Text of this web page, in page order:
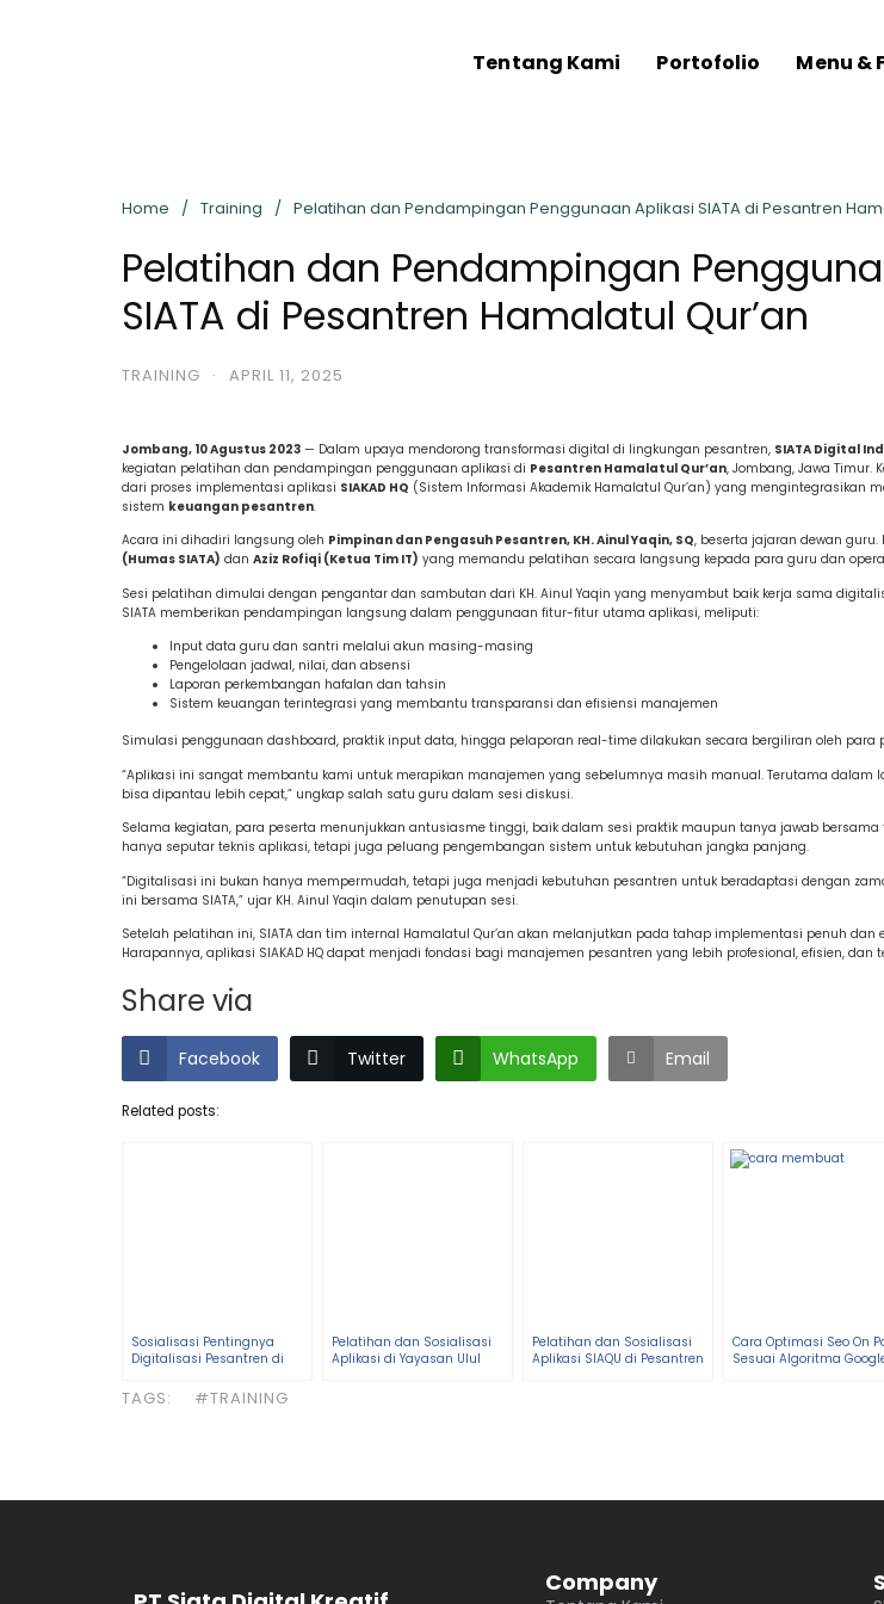
Tentang Kami Portofolio Menu &
Home Training Pelatihan dan Pendampingan Penggunaan Aplikasi SIATA di Pesantren
Pelatihan dan Pendampingan
SIATA di Pesantren Hamalatul Qur’an
TRAINING · APRIL 11, 2025
Jombang, 10 Agustus 2023 — Dalam upaya mendorong transformasi digital di lingkungan pesantren, SIATA Digital
kegiatan pelatihan dan pendampingan penggunaan aplikasi di Pesantren Hamalatul Qur’an, Jombang, Jawa
dari proses implementasi aplikasi SIAKAD HQ (Sistem Informasi Akademik Hamalatul Qur’an) yang mengintegrasikan
sistem keuangan pesantren.
Acara ini dihadiri langsung oleh Pimpinan dan Pengasuh Pesantren, KH. Ainul Yaqin, SQ, beserta jajaran dewan guru.
(Humas SIATA) dan Aziz Rofiqi (Ketua Tim IT) yang memandu pelatihan secara langsung kepada para guru dan
Sesi pelatihan dimulai dengan pengantar dan sambutan dari KH. Ainul Yaqin yang menyambut baik kerja sama
SIATA memberikan pendampingan langsung dalam penggunaan fitur-fitur utama aplikasi, meliputi:
Input data guru dan santri melalui akun masing-masing
Pengelolaan jadwal, nilai, dan absensi
Laporan perkembangan hafalan dan tahsin
Sistem keuangan terintegrasi yang membantu transparansi dan efisiensi manajemen
Simulasi penggunaan dashboard, praktik input data, hingga pelaporan real-time dilakukan secara bergiliran oleh para
“Aplikasi ini sangat membantu kami untuk merapikan manajemen yang sebelumnya masih manual. Terutama dalam
bisa dipantau lebih cepat,” ungkap salah satu guru dalam sesi diskusi.
Selama kegiatan, para peserta menunjukkan antusiasme tinggi, baik dalam sesi praktik maupun tanya jawab bersama
hanya seputar teknis aplikasi, tetapi juga peluang pengembangan sistem untuk kebutuhan jangka panjang.
“Digitalisasi ini bukan hanya mempermudah, tetapi juga menjadi kebutuhan pesantren untuk beradaptasi dengan
ini bersama SIATA,” ujar KH. Ainul Yaqin dalam penutupan sesi.
Setelah pelatihan ini, SIATA dan tim internal Hamalatul Qur’an akan melanjutkan pada tahap implementasi penuh dan
Harapannya, aplikasi SIAKAD HQ dapat menjadi fondasi bagi manajemen pesantren yang lebih profesional, efisien, dan
Share via
Facebook Twitter WhatsApp Email
Related posts:
Sosialisasi Pentingnya
Digitalisasi Pesantren di
CUP 3 Jawa Timur
Pelatihan dan Sosialisasi
Aplikasi di Yayasan Ulul
Pelatihan dan Sosialisasi
Aplikasi SIAQU di Pesantren
Cara Optimasi Seo On
Sesuai Algoritma
TAGS: #TRAINING
Company